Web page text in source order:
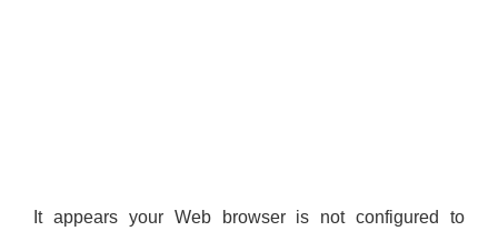
It appears your Web browser is not configured to